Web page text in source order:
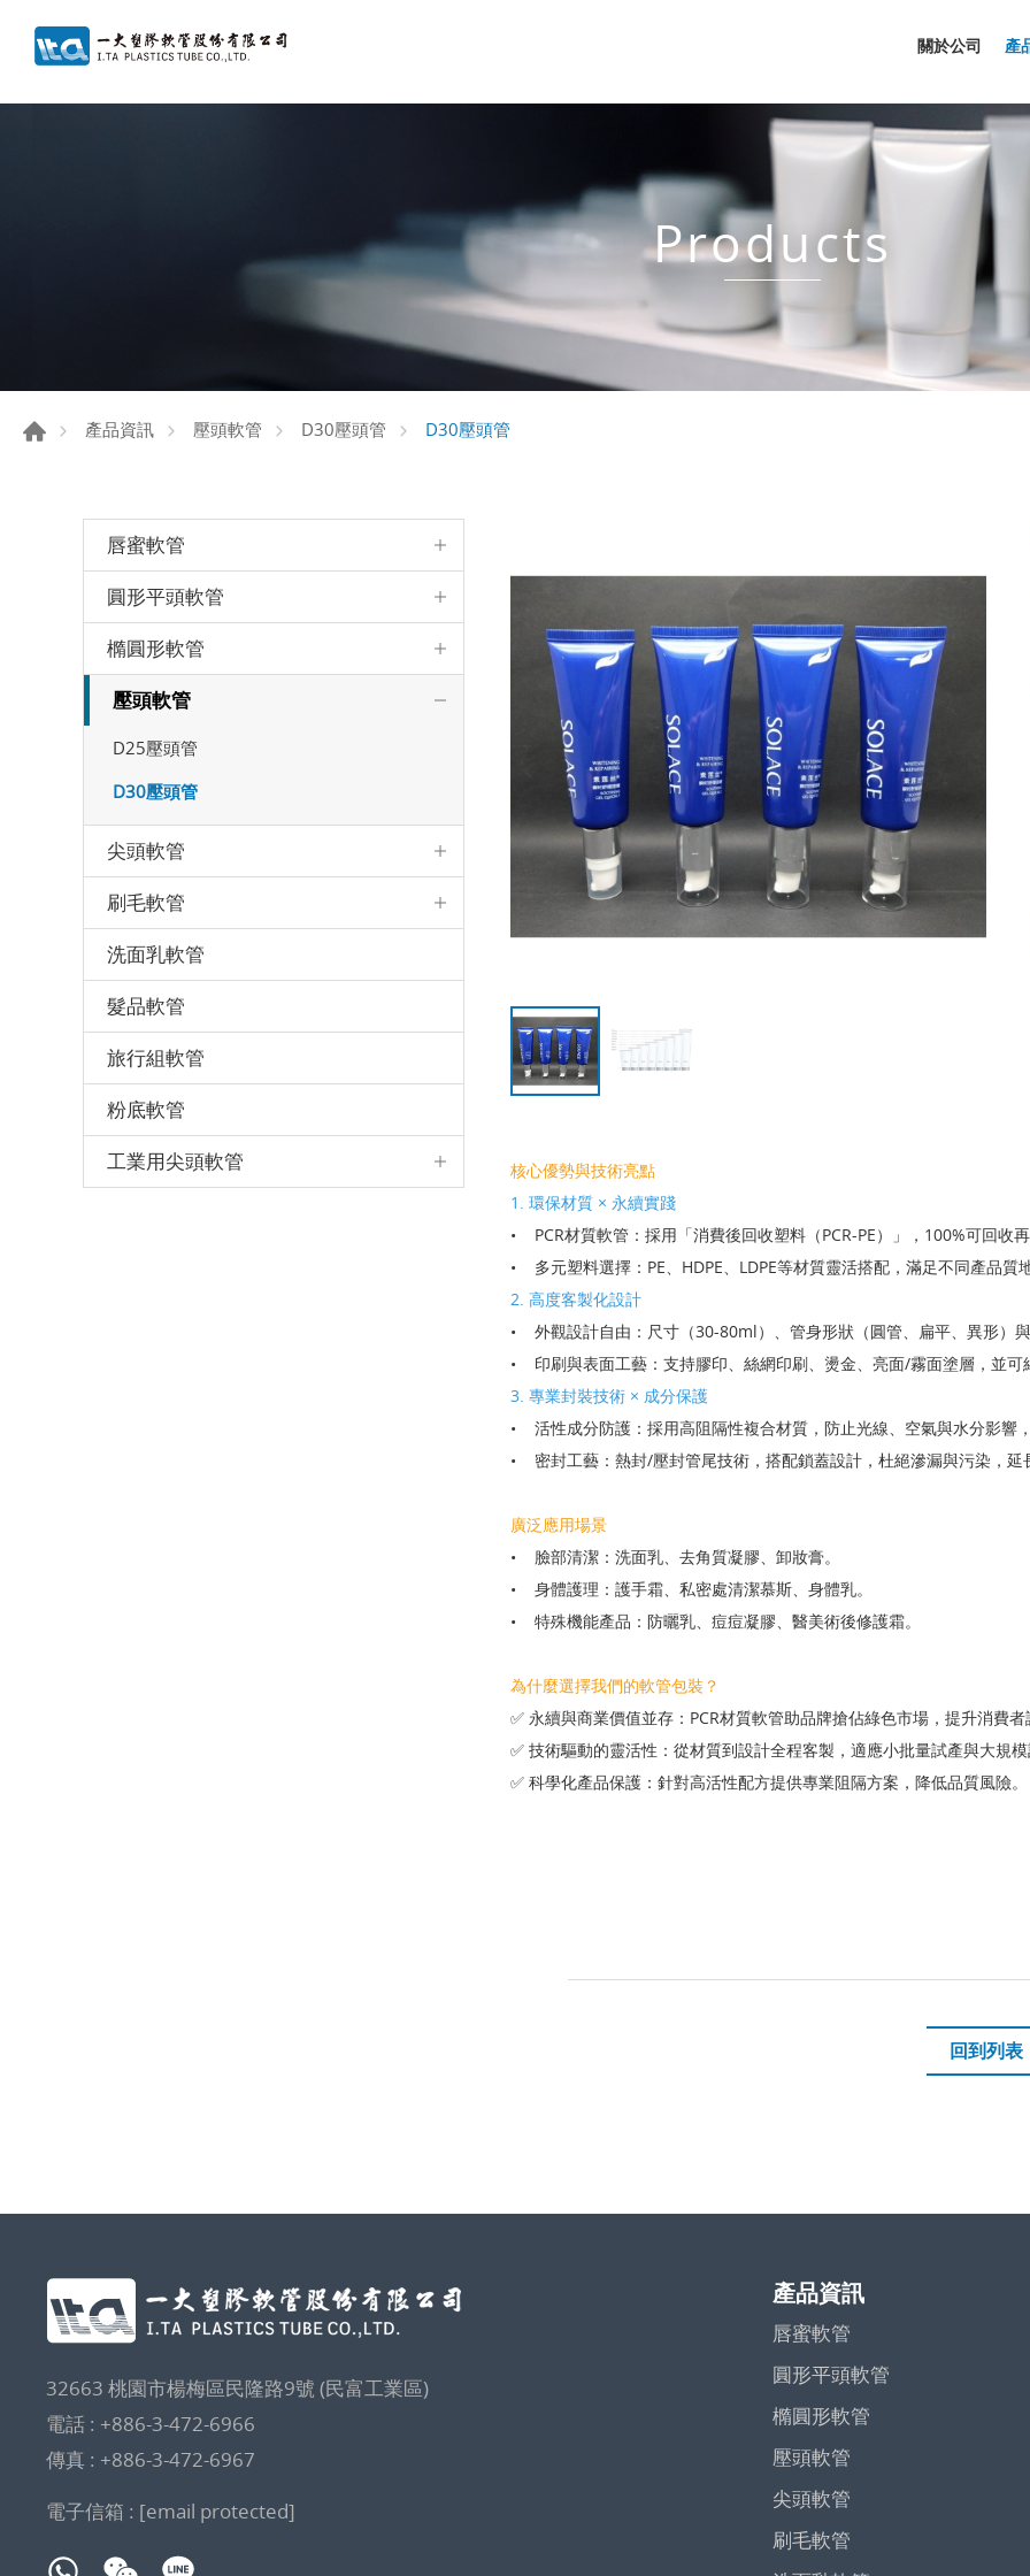
關於公司 產
Products
產品資訊 壓頭軟管 D30壓頭管 D30壓頭管
唇蜜軟管
圓形平頭軟管
橢圓形軟管
壓頭軟管
D25壓頭管
D30壓頭管
尖頭軟管
刷毛軟管
洗面乳軟管
髮品軟管
旅行組軟管
粉底軟管
工業用尖頭軟管
核心優勢與技術亮點
1. 環保材質 × 永續實踐
• PCR材質軟管：採用「消費後回收塑料（PCR-PE）」，100%可回收
• 多元塑料選擇：PE、HDPE、LDPE等材質靈活搭配，滿足不同產品質
2. 高度客製化設計
• 外觀設計自由：尺寸（30-80ml）、管身形狀（圓管、扁平、異形）
• 印刷與表面工藝：支持膠印、絲網印刷、燙金、亮面/霧面塗層，並可
3. 專業封裝技術 × 成分保護
• 活性成分防護：採用高阻隔性複合材質，防止光線、空氣與水分影響，
• 密封工藝：熱封/壓封管尾技術，搭配鎖蓋設計，杜絕滲漏與污染，延
廣泛應用場景
• 臉部清潔：洗面乳、去角質凝膠、卸妝膏。
• 身體護理：護手霜、私密處清潔慕斯、身體乳。
• 特殊機能產品：防曬乳、痘痘凝膠、醫美術後修護霜。
為什麼選擇我們的軟管包裝？
✅ 永續與商業價值並存：PCR材質軟管助品牌搶佔綠色市場，提升消費者
✅ 技術驅動的靈活性：從材質到設計全程客製，適應小批量試產與大規模
✅ 科學化產品保護：針對高活性配方提供專業阻隔方案，降低品質風險。
回到列表
產品資訊
唇蜜軟管
圓形平頭軟管
橢圓形軟管
壓頭軟管
尖頭軟管
刷毛軟管
32663 桃園市楊梅區民隆路9號 (民富工業區)
電話 : +886-3-472-6966
傳真 : +886-3-472-6967
電子信箱 : [email protected]